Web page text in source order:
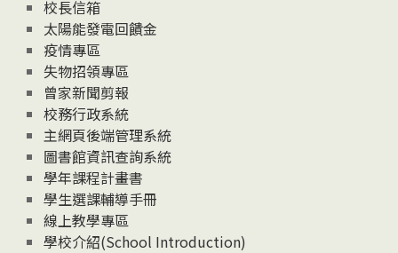
校長信箱
太陽能發電回饋金
疫情專區
失物招領專區
曾家新聞剪報
校務行政系統
主網頁後端管理系統
圖書館資訊查詢系統
學年課程計畫書
學生選課輔導手冊
線上教學專區
學校介紹(School Introduction)